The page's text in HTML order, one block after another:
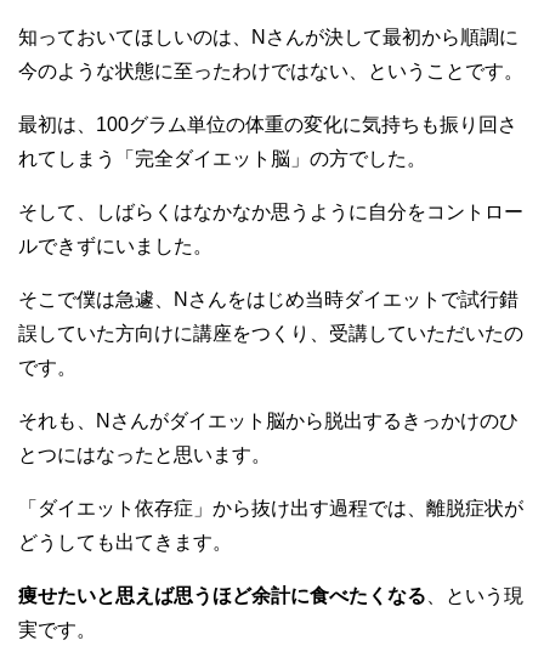
知っておいてほしいのは、Nさんが決して最初から順調に
今のような状態に至ったわけではない、ということです。
最初は、100グラム単位の体重の変化に気持ちも振り回さ
れてしまう「完全ダイエット脳」の方でした。
そして、しばらくはなかなか思うように自分をコントロー
ルできずにいました。
そこで僕は急遽、Nさんをはじめ当時ダイエットで試行錯
誤していた方向けに講座をつくり、受講していただいたの
です。
それも、Nさんがダイエット脳から脱出するきっかけのひ
とつにはなったと思います。
「ダイエット依存症」から抜け出す過程では、離脱症状が
どうしても出てきます。
痩せたいと思えば思うほど余計に食べたくなる 、という現
実です。